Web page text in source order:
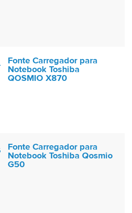
Fonte Carregador para
Notebook Toshiba
QOSMIO X870
Fonte Carregador para
Notebook Toshiba Qosmio
G50